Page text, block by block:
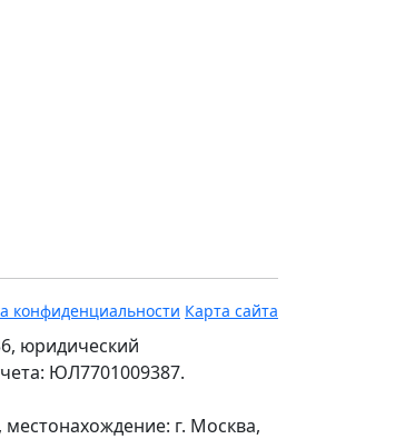
конфиденциальности Карта сайта
юридический
ЮЛ7701009387.
г. Москва,